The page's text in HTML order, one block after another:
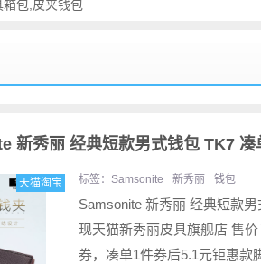
箱包 皮夹钱包
新秀丽 经典短款男式钱包 TK7 凑
天猫淘宝 标签： Samsonite 新秀丽 钱包
Samsonite 新秀丽 经典短款男
现天猫新秀丽皮具旗舰店 售
券，凑单1件券后5.1元钜惠款